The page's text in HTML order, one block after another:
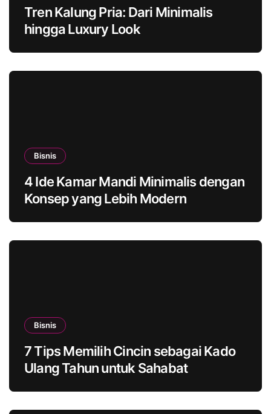
Tren Kalung Pria: Dari Minimalis
hingga Luxury Look
Bisnis
4 Ide Kamar Mandi Minimalis dengan
Konsep yang Lebih Modern
Bisnis
7 Tips Memilih Cincin sebagai Kado
Ulang Tahun untuk Sahabat